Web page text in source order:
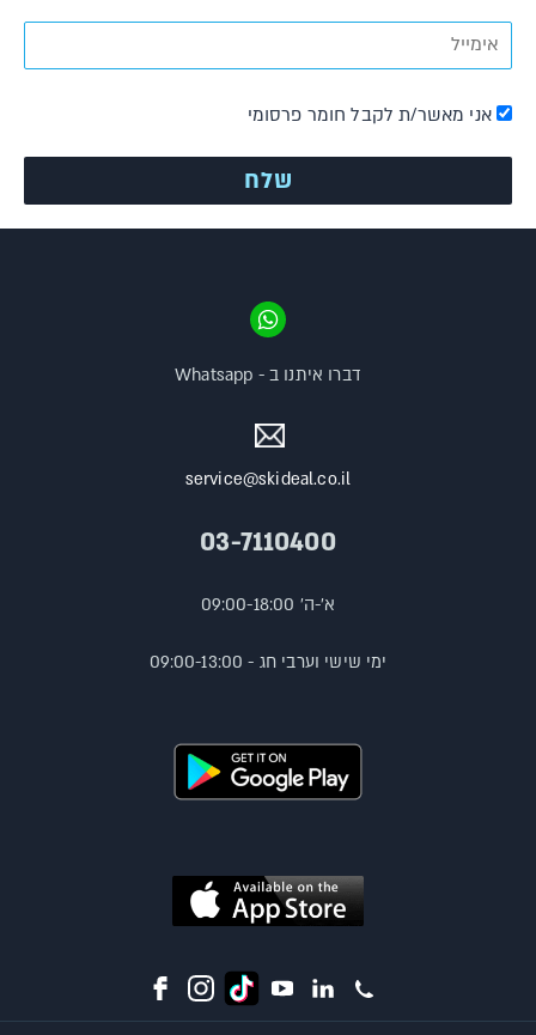
אני מאשר/ת לקבל חומר פרסומי
service@skideal.co.il
03-7110400
א'-ה' 09:00-18:00
ימי שישי וערבי חג - 09:00-13:00
דברו איתנו ב - Whatsapp